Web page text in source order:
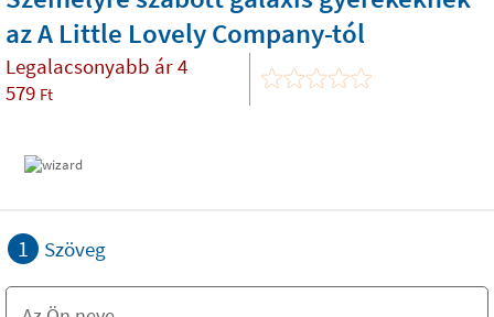
az A Little Lovely Company-tól
Legalacsonyabb ár4
579 Ft
1 Szöveg